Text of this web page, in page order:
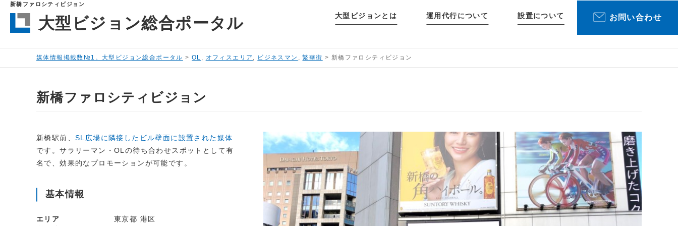
新橋ファロシティビジョン
大型ビジョン総合ポータル 大型ビジョンとは 運用代行について 設置について お問い合わせ
媒体情報掲載数№1。大型ビジョン総合ポータル >OL , オフィスエリア , ビジネスマン ,繁華街 > 新橋ファロシティビジョン
新橋ファロシティビジョン
新橋駅前、 SL広場に隣接したビル壁面に設置された媒体
です。サラリーマン・OLの待ち合わせスポットとして有
名で、効果的なプロモーションが可能です。
基本情報
エリア
東京都 港区